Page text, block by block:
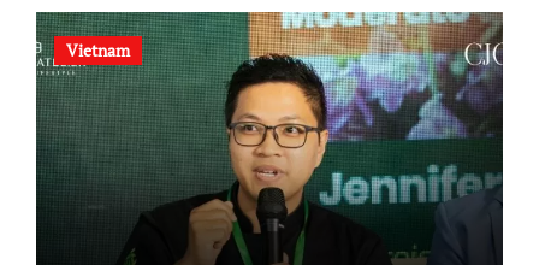
Vietnam